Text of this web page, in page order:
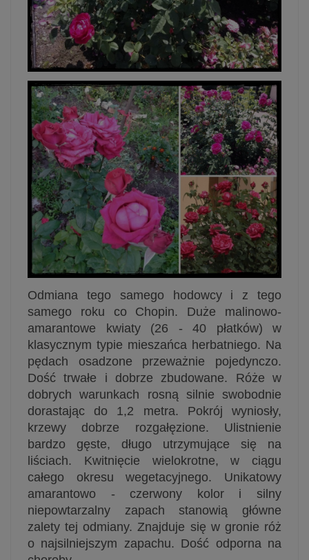
Odmiana tego samego hodowcy i z tego
samego roku co Chopin. Duże malinowo-
amarantowe kwiaty (26 - 40 płatków) w
klasycznym typie mieszańca herbatniego. Na
pędach osadzone przeważnie pojedynczo.
Dość trwałe i dobrze zbudowane. Róże w
dobrych warunkach rosną silnie swobodnie
dorastając do 1,2 metra. Pokrój wyniosły,
krzewy dobrze rozgałęzione. Ulistnienie
bardzo gęste, długo utrzymujące się na
liściach. Kwitnięcie wielokrotne, w ciągu
całego okresu wegetacyjnego. Unikatowy
amarantowo - czerwony kolor i silny
niepowtarzalny zapach stanowią główne
zalety tej odmiany. Znajduje się w gronie róż
o najsilniejszym zapachu. Dość odporna na